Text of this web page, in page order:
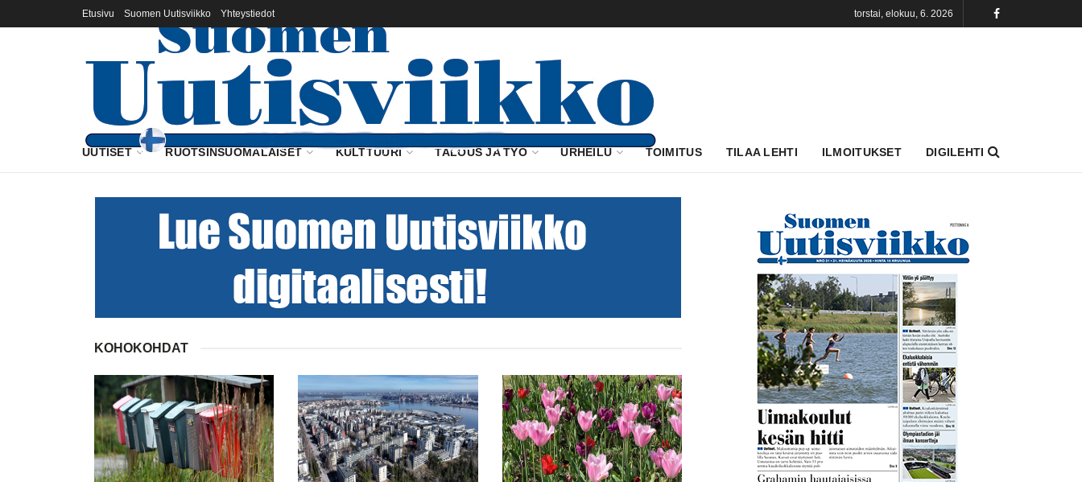
Etusivu Suomen Uutisviikko Yhteystiedot torstai, elokuu, 6. 2026
UUTISET RUOTSINSUOMALAISET KULTTUURI TALOUS JA TYÖ URHEILU TOIMITUS TILAA LEHTI ILMOITUKSET DIGILEHTI
KOHOKOHDAT